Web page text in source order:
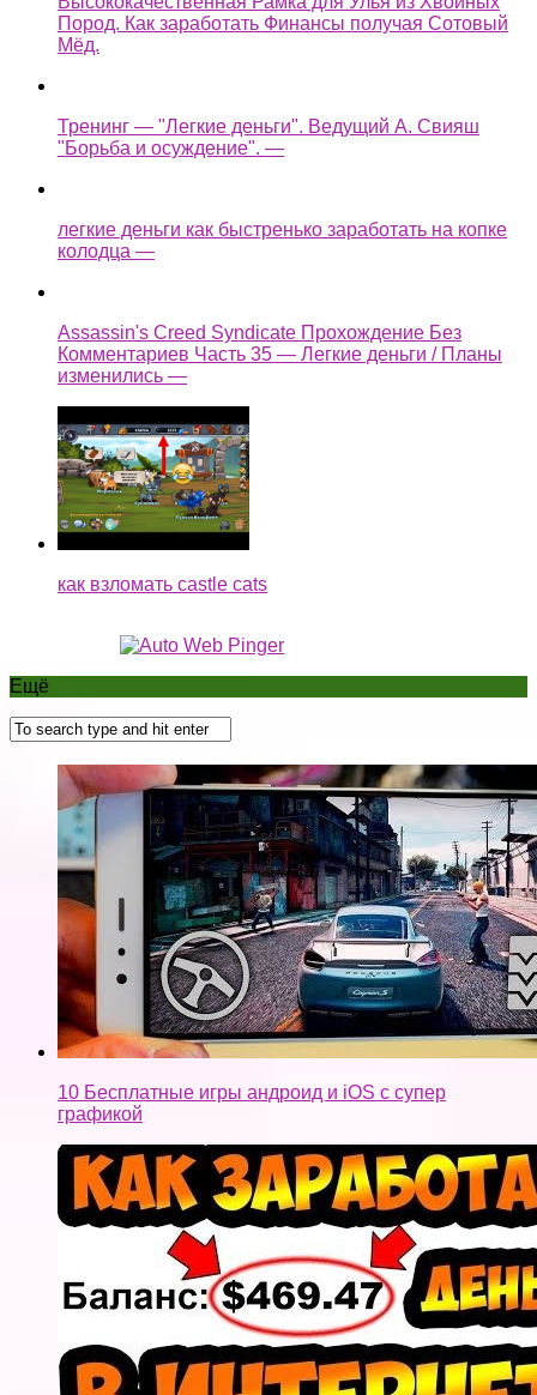
Пород. Как заработать Финансы получая Сотовый
Мёд.
Тренинг — "Легкие деньги". Ведущий А. Свияш
"Борьба и осуждение". —
легкие деньги как быстренько заработать на копке
колодца —
Assassin's Creed Syndicate Прохождение Без
Комментариев Часть 35 — Легкие деньги / Планы
изменились —
как взломать castle cats
Ещё
10 Бесплатные игры андроид и iOS с супер
графикой